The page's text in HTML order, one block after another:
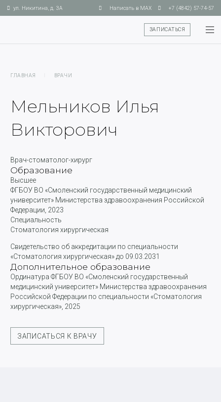
ул. Никитина, д. 3А Написать в MAX +7 (4842) 57-74-57
ЗАПИСАТЬСЯ
ГЛАВНАЯ ВРАЧИ
Мельников Илья
Викторович
Врач-стоматолог-хирург
Образование
Высшее
ФГБОУ ВО «Смоленский государственный медицинский
университет» Министерства здравоохранения Российской
Федерации, 2023
Специальность
Стоматология хирургическая
Свидетельство об аккредитации по специальности
«Стоматология хирургическая» до 09.03.2031
Дополнительное образование
Ординатура ФГБОУ ВО «Смоленский государственный
медицинский университет» Министерства здравоохранения
Российской Федерации по специальности «Стоматология
хирургическая», 2025
ЗАПИСАТЬСЯ К ВРАЧУ